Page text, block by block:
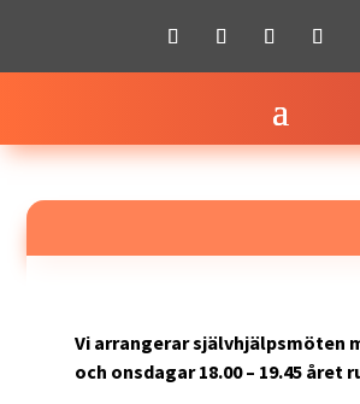
Vi arrangerar självhjälpsmöten
och onsdagar 18.00 – 19.45 året